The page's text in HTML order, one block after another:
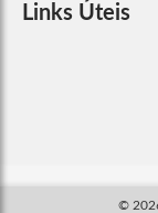
Links Úteis
©